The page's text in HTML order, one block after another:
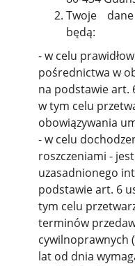
Twoje
będą:
- w celu
pośrednictwa w
na podstawie art.
w tym celu
obowiązywania
- w celu
roszczeniami -
uzasadnionego
podstawie art. 6
tym celu
terminów
cywilnoprawnych
lat od dnia